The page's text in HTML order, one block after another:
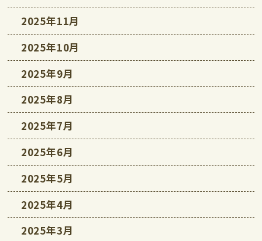
2025年11月
2025年10月
2025年9月
2025年8月
2025年7月
2025年6月
2025年5月
2025年4月
2025年3月